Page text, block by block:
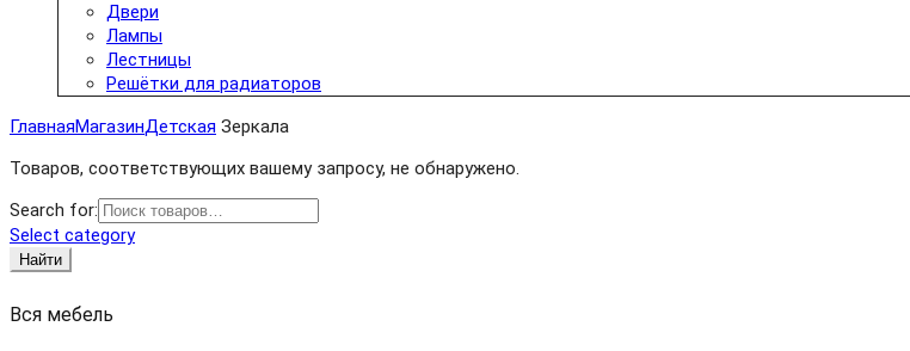
Двери
Лампы
Лестницы
Решётки для радиаторов
ГлавнаяМагазинДетская Зеркала
Товаров, соответствующих вашему запросу, не обнаружено.
Search for:
Select category
Найти
Вся мебель